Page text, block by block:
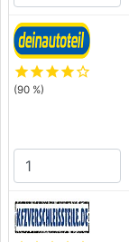
starstarstarstarstar_outline
(90 %)